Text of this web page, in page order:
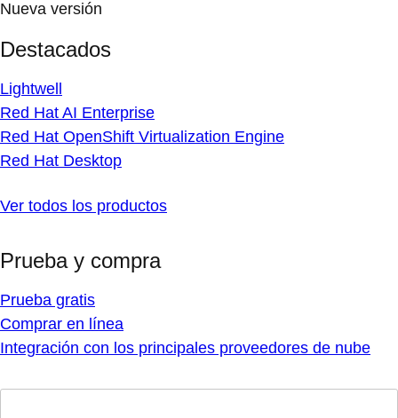
Nueva versión
Destacados
Lightwell
Red Hat AI Enterprise
Red Hat OpenShift Virtualization Engine
Red Hat Desktop
Ver todos los productos
Prueba y compra
Prueba gratis
Comprar en línea
Integración con los principales proveedores de nube